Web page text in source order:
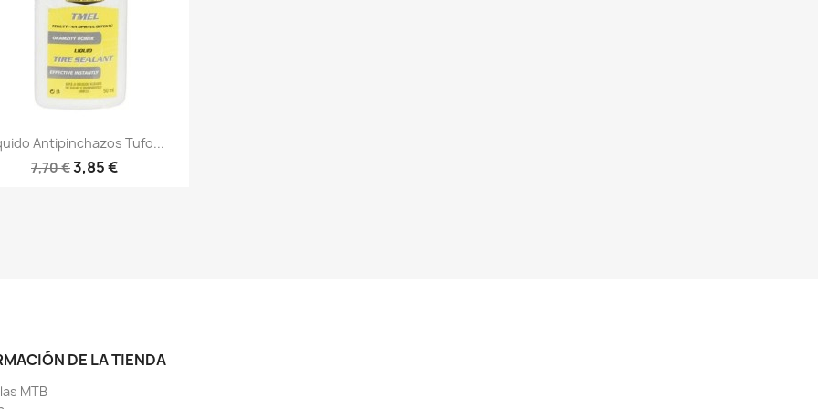
Vista rápida
Antipinchazos Tufo...
7,70 €3,85 €
DE LA TIENDA
MTB